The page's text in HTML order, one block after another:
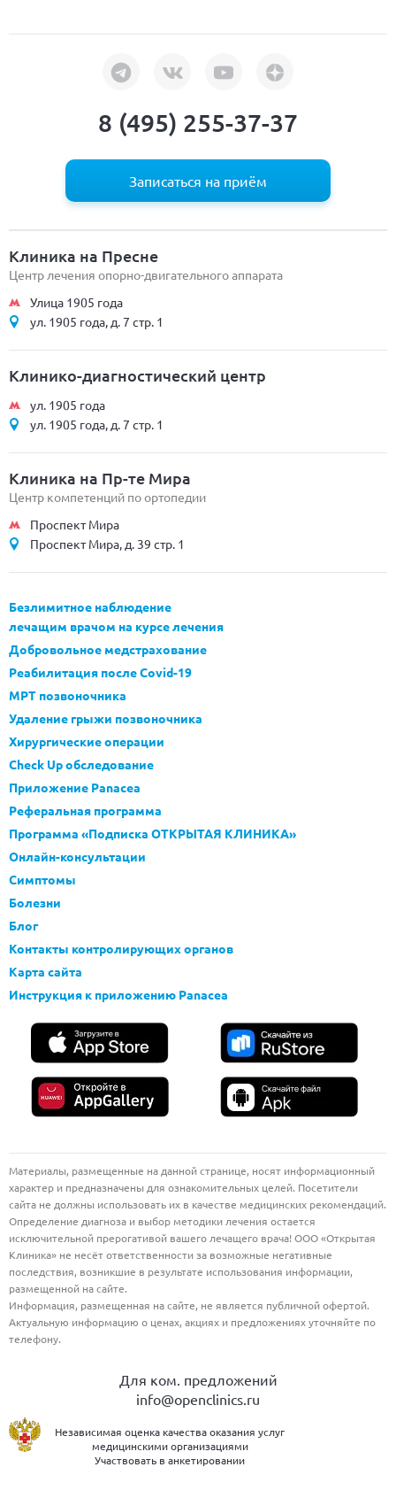
8 (495) 255-37-37
Записаться на приём
Клиника на Пресне
Центр лечения опорно-двигательного аппарата
Улица 1905 года
ул. 1905 года, д. 7 стр. 1
Клинико-диагностический центр
ул. 1905 года
ул. 1905 года, д. 7 стр. 1
Клиника на Пр-те Мира
Центр компетенций по ортопедии
Проспект Мира
Проспект Мира, д. 39 стр. 1
Безлимитное наблюдение
лечащим врачом на курсе лечения
Добровольное медстрахование
Реабилитация после Covid-19
МРТ позвоночника
Удаление грыжи позвоночника
Хирургические операции
Check Up обследование
Приложение Panacea
Реферальная программа
Программа «Подписка ОТКРЫТАЯ КЛИНИКА»
Онлайн-консультации
Симптомы
Болезни
Блог
Контакты контролирующих органов
Карта сайта
Инструкция к приложению Panacea
Материалы, размещенные на данной странице, носят информационный
характер и предназначены для ознакомительных целей. Посетители
сайта не должны использовать их в качестве медицинских рекомендаций.
Определение диагноза и выбор методики лечения остается
исключительной прерогативой вашего лечащего врача! ООО «Открытая
Клиника» не несёт ответственности за возможные негативные
последствия, возникшие в результате использования информации,
размещенной на сайте.
Информация, размещенная на сайте, не является публичной офертой.
Актуальную информацию о ценах, акциях и предложениях уточняйте по
телефону.
Для ком. предложений
info@openclinics.ru
Независимая оценка качества оказания услуг
медицинскими организациями
Участвовать в анкетировании